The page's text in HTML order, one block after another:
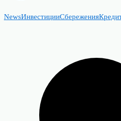
NewsИнвестицииСбережения